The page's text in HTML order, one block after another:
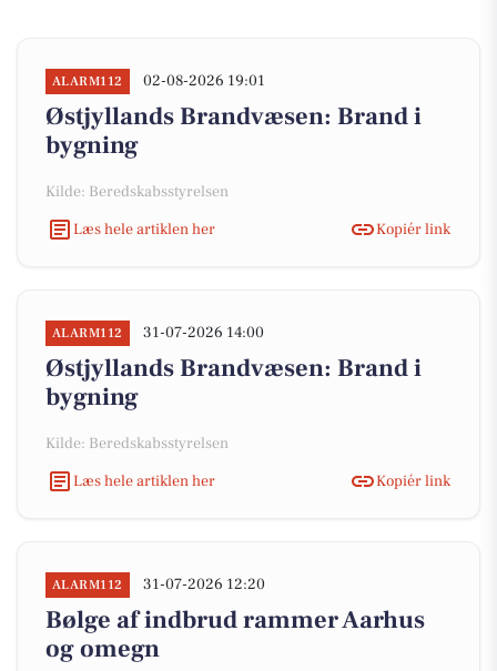
ALARM112 02-08-2026 19:01
Østjyllands Brandvæsen: Brand i
bygning
Kilde: Beredskabsstyrelsen
Læs hele artiklen her
Kopiér link
ALARM112 31-07-2026 14:00
Østjyllands Brandvæsen: Brand i
bygning
Kilde: Beredskabsstyrelsen
Læs hele artiklen her
Kopiér link
ALARM112 31-07-2026 12:20
Bølge af indbrud rammer Aarhus
og omegn